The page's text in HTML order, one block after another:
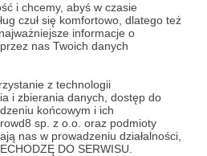
i chcemy, abyś w czasie
czuł się komfortowo, dlatego też
informacje o
nas Twoich danych
z technologii
i zbierania danych, dostęp do
końcowym i ich
sp. z o.o. oraz podmioty
nas w prowadzeniu działalności,
DO SERWISU.